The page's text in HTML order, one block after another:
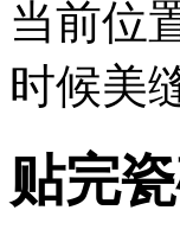
当前位
时候美
贴完